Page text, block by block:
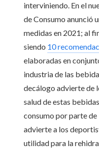
interviniendo. En el
de Consumo anunció
medidas en 2021; al
siendo 10
elaboradas en
industria de las
decálogo advierte de
salud de estas
consumo por parte de
advierte a los
utilidad para la